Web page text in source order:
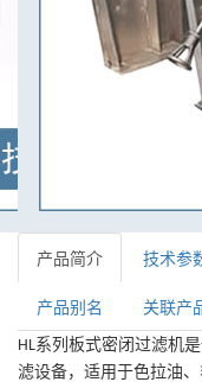
产品简介 技术参
产品别名 关联产
HL系列板式密闭过滤机
滤设备，适用于色拉油、